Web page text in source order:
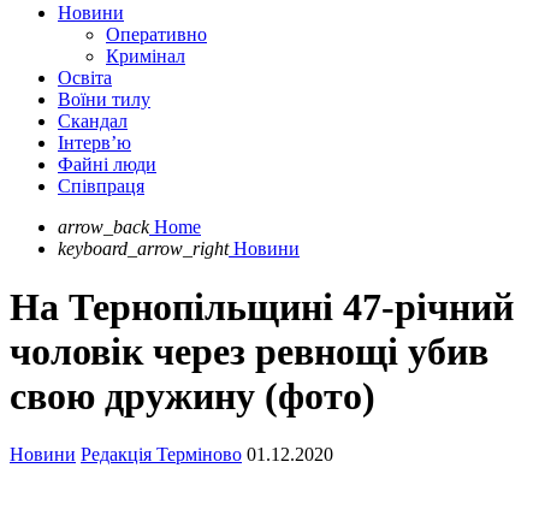
Новини
Оперативно
Кримінал
Освіта
Воїни тилу
Скандал
Інтерв’ю
Файні люди
Співпраця
arrow_back Home
keyboard_arrow_right Новини
На Тернопільщині 47-річний
чоловік через ревнощі убив
свою дружину (фото)
Новини Редакція Терміново 01.12.2020